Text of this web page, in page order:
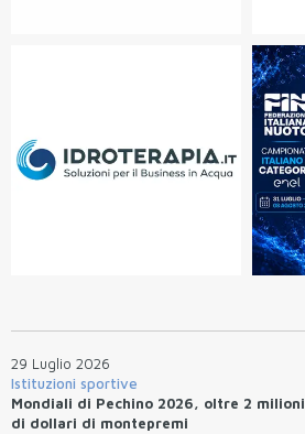
29 Luglio 2026
Istituzioni sportive
Mondiali di Pechino 2026, oltre 2 milioni
di dollari di montepremi